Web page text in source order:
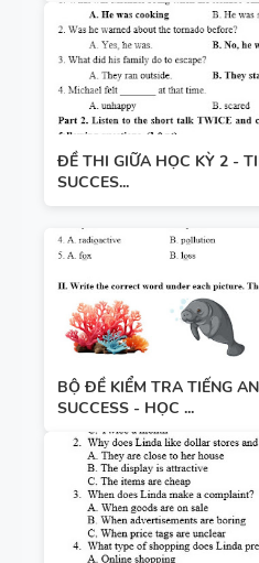
ĐỀ THI GIỮA HỌC KỲ 2 -
SUCCES...
BỘ ĐỀ KIỂM TRA TIẾNG
SUCCESS - HỌC ...